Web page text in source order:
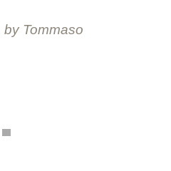
by Tommaso